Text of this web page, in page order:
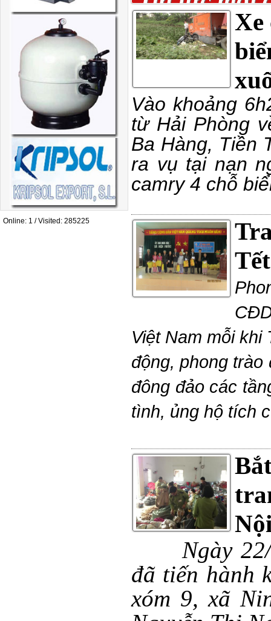
Online: 1 / Visited: 285225
Xe
Vào khoảng
từ Hải Phòng
Ba Hàng, Tiền
ra vụ tại nạn
camry 4 chỗ
Việt Nam mỗi khi
động, phong trào
đông đảo các
tình, ủng hộ tích
Ngày
đã tiến hành
xóm 9, xã